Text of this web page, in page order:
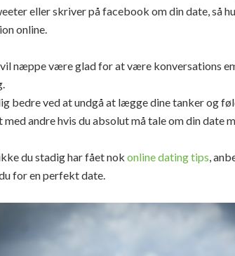
eller skriver på facebook om din date, så
online.
næppe være glad for at være konversations
bedre ved at undgå at lægge dine tanker og
med andre hvis du absolut må tale om din date
du stadig har fået nok online dating tips,
for en perfekt date.